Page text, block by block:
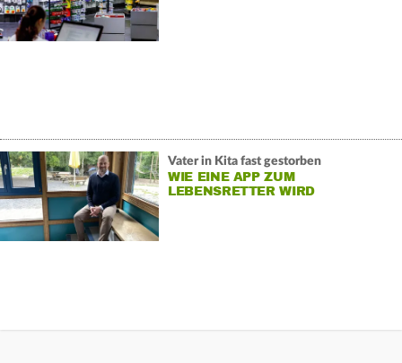
Vater in Kita fast gestorben
WIE EINE APP ZUM
LEBENSRETTER WIRD